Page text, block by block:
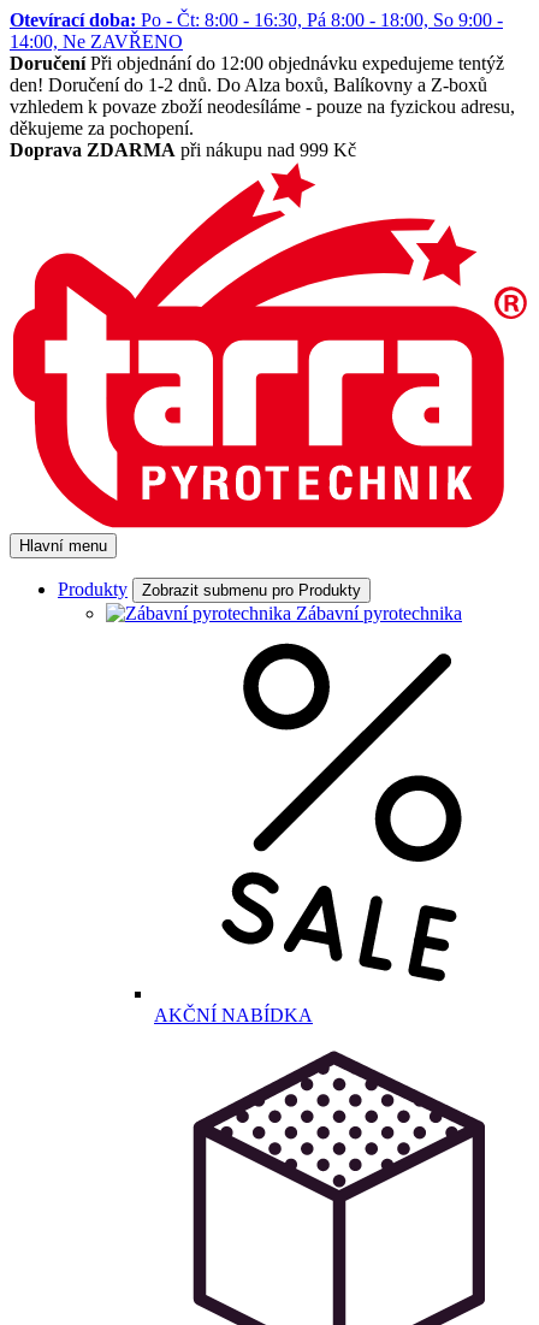
Otevírací doba: Po - Čt: 8:00 - 16:30, Pá 8:00 - 18:00, So 9:00 -
14:00, Ne ZAVŘENO
DoručeníPři objednání do 12:00 objednávku expedujeme tentýž
den! Doručení do 1-2 dnů. Do Alza boxů, Balíkovny a Z-boxů
vzhledem k povaze zboží neodesíláme - pouze na fyzickou adresu,
děkujeme za pochopení.
Doprava ZDARMA při nákupu nad 999 Kč
Hlavní menu
Produkty Zobrazit submenu pro Produkty
Zábavní pyrotechnika
AKČNÍ NABÍDKA